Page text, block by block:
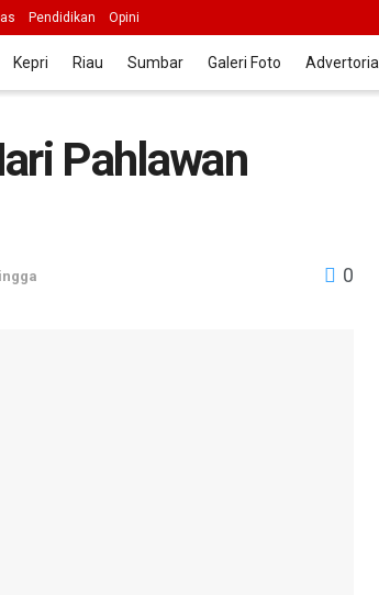
Pendidikan Opini
Kepri Riau Sumbar Galeri Foto Advertorial
Pahlawan
0